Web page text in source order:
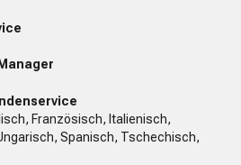
Französisch, Italienisch,
Spanisch, Tschechisch,